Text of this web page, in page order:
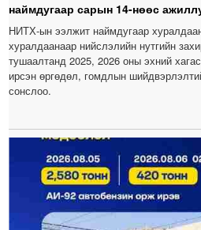
наймдугаар сарын 14-нөөс
НИТХ-ын ээлжит наймдугаар
хуралдаанаар нийслэлийн нутгийн
тушаалтанд 2025, 2026 оны эхний
ирсэн өргөдөл, гомдлын
сонслоо.